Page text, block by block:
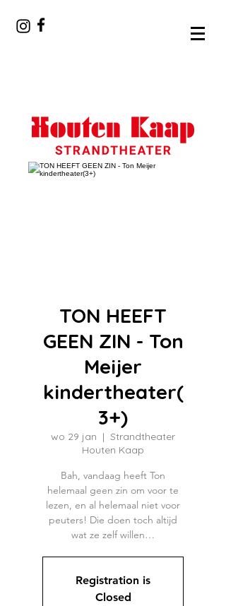
TON HEEFT
GEEN ZIN - Ton
Meijer
kindertheater(
3+)
wo 29 jan
  |
Strandtheater
Houten Kaap
Bah, vandaag heeft Ton
helemaal geen zin om voor te
lezen, en al helemaal niet voor
peuters! Die doen toch altijd
wat ze zelf willen…
Registration is
Closed